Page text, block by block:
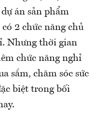
án sản phẩm
2 chức năng chủ
Nhưng thời gian
chức năng nghỉ
sắm, chăm sóc sức
biệt trong bối